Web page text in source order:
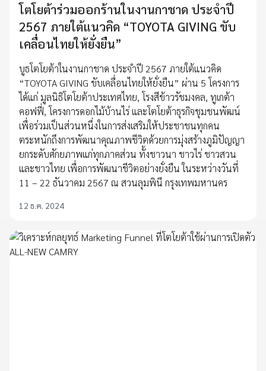
โตโยต้าร่วมออกร้านในงานกาชาด ประจำปี
2567 ภายใต้แนวคิด “TOYOTA GIVING ขับ
เคลื่อนไทยให้ยั่งยืน”
บูธโตโยต้าในงานกาชาด ประจำปี 2567 ภายใต้แนวคิด
“TOYOTA GIVING ขับเคลื่อนไทยให้ยั่งยืน” ผ่าน 5 โครงการ
ได้แก่ มูลนิธิโตโยต้าประเทศไทย, โรงสีข้าวรัชมงคล, ทูเกต้า
คอฟฟี่, โครงการดอกไม้บ้านไร่ และโตโยต้าธุรกิจชุมชนพัฒน์
เพื่อร่วมเป็นส่วนหนึ่งในการส่งเสริมให้ประชาชนทุกคน
ตระหนักถึงการพัฒนาคุณภาพชีวิตด้วยการมุ่งสร้างภูมิปัญญา
ยกระดับศักยภาพแก่ทุกภาคส่วน ทั้งชาวนา ชาวไร่ ชาวสวน
และชาวไทย เพื่อการพัฒนาชีวิตอย่างยั่งยืน ในระหว่างวันที่
11 – 22 ธันวาคม 2567 ณ สวนลุมพินี กรุงเทพมหานคร
12 ธ.ค. 2024